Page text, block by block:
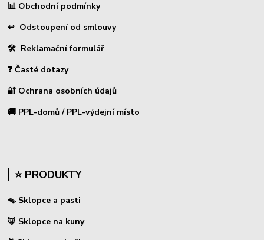
📊 Obchodní podmínky
↩ Odstoupení od smlouvy
🛠 Reklamační formulář
❓ Časté dotazy
🔐 Ochrana osobních údajů
🚚 PPL-domů / PPL-výdejní místo
⭐ PRODUKTY
🪤 Sklopce a pasti
🦊 Sklopce na kuny